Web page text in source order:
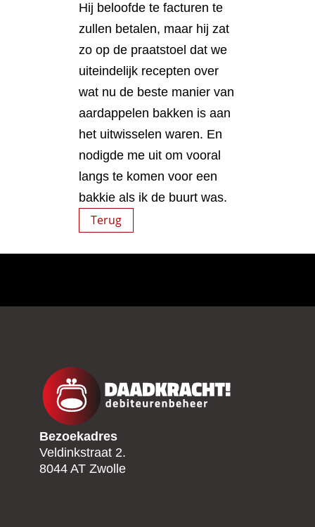
Hij beloofde te facturen te
zullen betalen, maar hij zat
zo op de praatstoel dat we
uiteindelijk recepten over
wat nu de beste manier van
aardappelen bakken is aan
het uitwisselen waren. En
nodigde me uit om vooral
langs te komen voor een
bakkie als ik de buurt was.
Terug
Bezoekadres
Veldinkstraat 2.
8044 AT Zwolle